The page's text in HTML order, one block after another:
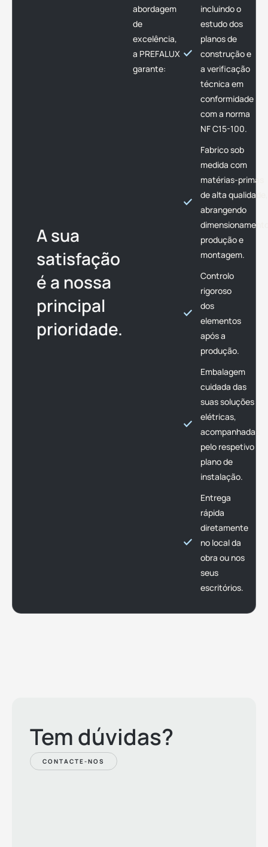
A sua
satisfação
é a nossa
principal
prioridade.
abordagem
de
excelência,
a PREFALUX
garante:
incluindo o
estudo dos
planos de
construção e
a verificação
técnica em
conformidade
com a norma
NF C15-100.
Fabrico sob
medida com
matérias-primas
de alta qualidade,
abrangendo
produção e
montagem.
Controlo
rigoroso
dos
elementos
após a
produção.
Embalagem
cuidada das
suas soluções
elétricas,
acompanhadas
pelo respetivo
plano de
instalação.
Entrega
rápida
diretamente
no local da
obra ou nos
seus
escritórios.
Tem dúvidas?
CONTACTE-NOS